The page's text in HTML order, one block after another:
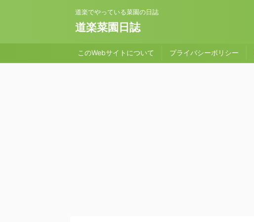
道楽でやっている菜園の日誌
道楽菜園日誌
このWebサイトについて プライバシーポリシー